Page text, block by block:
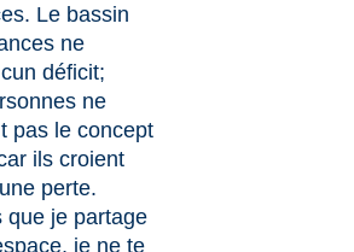
Le bassin
ne
déficit;
ne
pas le concept
ils croient
perte.
que je partage
je ne te